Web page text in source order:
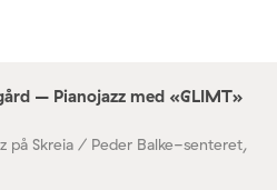
– Pianojazz med «GLIMT»
på Skreia / Peder Balke-senteret,